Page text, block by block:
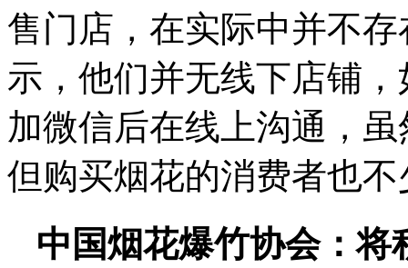
售门店，在实际中并不
示，他们并无线下店铺
加微信后在线上沟通，
但购买烟花的消费者也不
中国烟花爆竹协会：将